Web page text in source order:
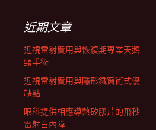
列近期文章
近視雷射費用與恢復期專業天鵝
頸手術
近視雷射費用與隱形鐵窗術式優
缺點
眼科提供相應導熱矽膠片的飛秒
雷射白內障